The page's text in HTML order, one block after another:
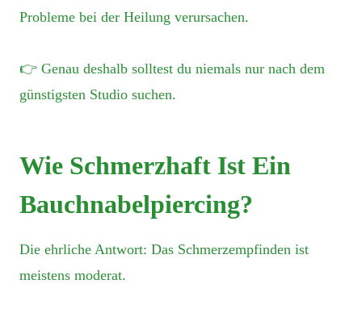
Probleme bei der Heilung verursachen.
👉 Genau deshalb solltest du niemals nur nach dem
günstigsten Studio suchen.
Wie Schmerzhaft Ist Ein
Bauchnabelpiercing?
Die ehrliche Antwort: Das Schmerzempfinden ist
meistens moderat.